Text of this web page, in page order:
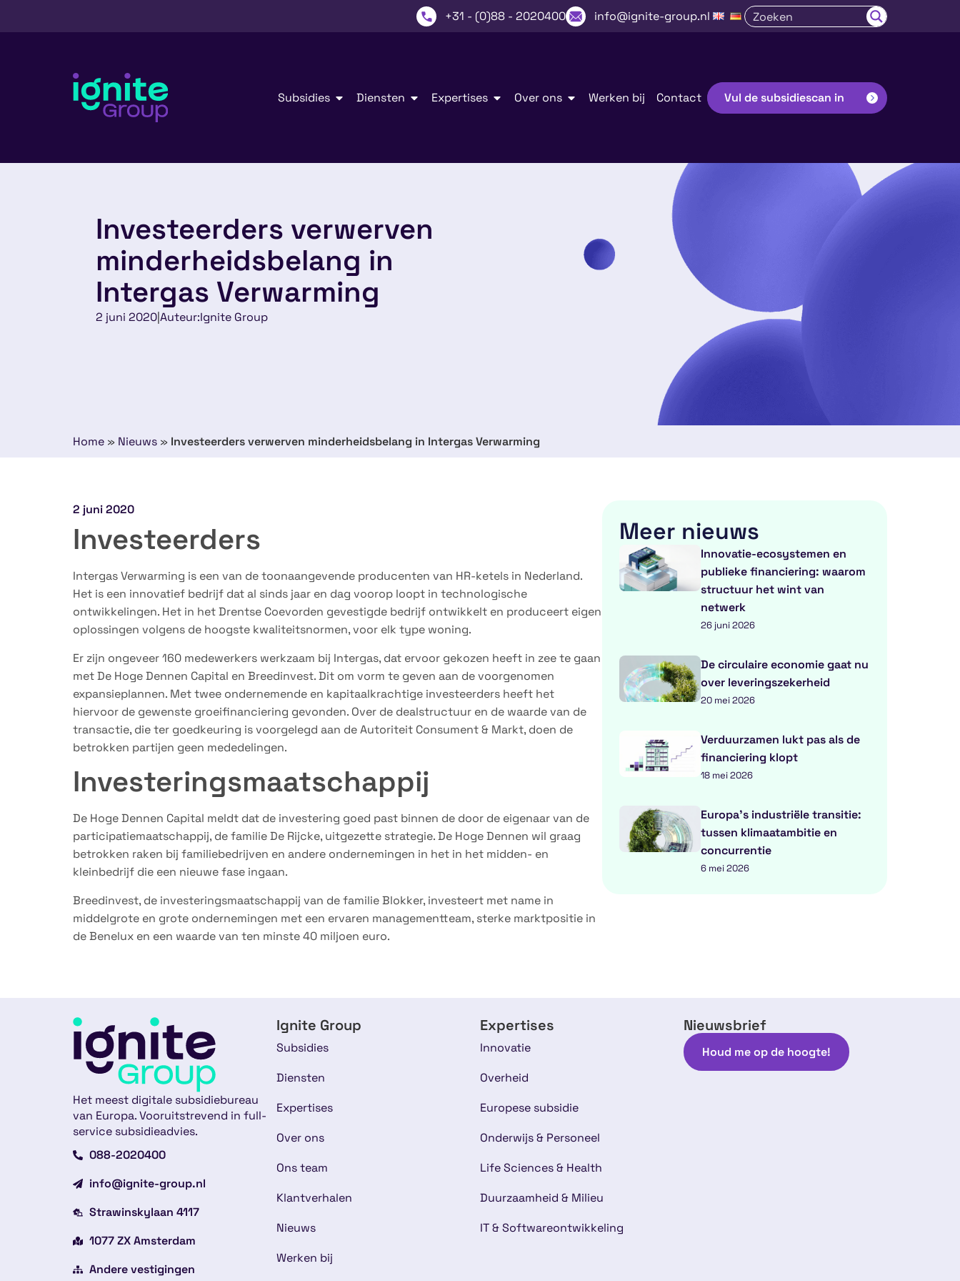
+31 - (0)88 - 2020400 info@ignite-group.nl
Subsidies Diensten Expertises Over ons Werken bij Contact Vul de subsidiescan in
Investeerders verwerven
minderheidsbelang in
Intergas Verwarming
2 juni 2020|Auteur:Ignite Group
Home » Nieuws » Investeerders verwerven minderheidsbelang in Intergas Verwarming
2 juni 2020
Investeerders
Intergas Verwarming is een van de toonaangevende producenten van HR-ketels in Nederland.
Het is een innovatief bedrijf dat al sinds jaar en dag voorop loopt in technologische
ontwikkelingen. Het in het Drentse Coevorden gevestigde bedrijf ontwikkelt en produceert eigen
oplossingen volgens de hoogste kwaliteitsnormen, voor elk type woning.
Er zijn ongeveer 160 medewerkers werkzaam bij Intergas, dat ervoor gekozen heeft in zee te gaan
met De Hoge Dennen Capital en Breedinvest. Dit om vorm te geven aan de voorgenomen
expansieplannen. Met twee ondernemende en kapitaalkrachtige investeerders heeft het
hiervoor de gewenste groeifinanciering gevonden. Over de dealstructuur en de waarde van de
transactie, die ter goedkeuring is voorgelegd aan de Autoriteit Consument & Markt, doen de
betrokken partijen geen mededelingen.
Investeringsmaatschappij
De Hoge Dennen Capital meldt dat de investering goed past binnen de door de eigenaar van de
participatiemaatschappij, de familie De Rijcke, uitgezette strategie. De Hoge Dennen wil graag
betrokken raken bij familiebedrijven en andere ondernemingen in het in het midden- en
kleinbedrijf die een nieuwe fase ingaan.
Breedinvest, de investeringsmaatschappij van de familie Blokker, investeert met name in
middelgrote en grote ondernemingen met een ervaren managementteam, sterke marktpositie in
de Benelux en een waarde van ten minste 40 miljoen euro.
Meer nieuws
Innovatie-ecosystemen en
publieke financiering: waarom
structuur het wint van
netwerk
26 juni 2026
De circulaire economie gaat nu
over leveringszekerheid
20 mei 2026
Verduurzamen lukt pas als de
financiering klopt
18 mei 2026
Europa’s industriële transitie:
tussen klimaatambitie en
concurrentie
6 mei 2026
Het meest digitale subsidiebureau
van Europa. Vooruitstrevend in full-
service subsidieadvies.
088-2020400
info@ignite-group.nl
Strawinskylaan 4117
1077 ZX Amsterdam
Andere vestigingen
Ignite Group
Subsidies
Diensten
Expertises
Over ons
Ons team
Klantverhalen
Nieuws
Werken bij
Expertises
Innovatie
Overheid
Europese subsidie
Onderwijs & Personeel
Life Sciences & Health
Duurzaamheid & Milieu
IT & Softwareontwikkeling
Nieuwsbrief
Houd me op de hoogte!